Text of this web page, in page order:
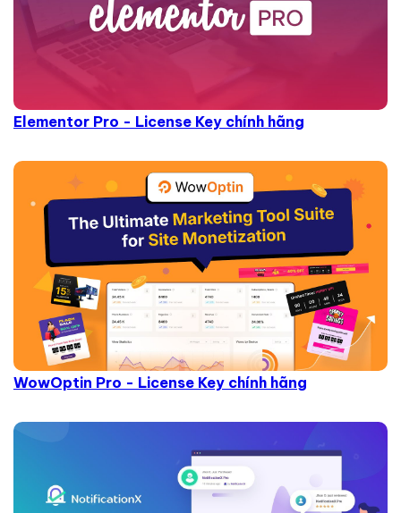
Elementor Pro - License Key chính hãng
WowOptin Pro - License Key chính hãng